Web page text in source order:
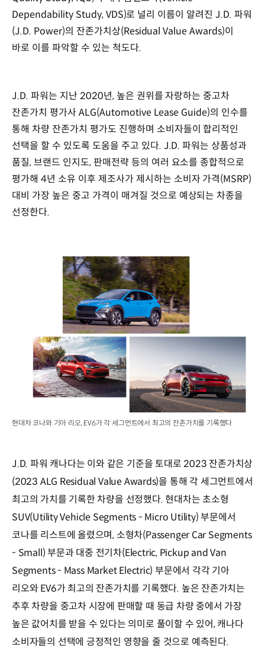
Dependability Study, VDS)로 널리 이름이 알려진 J.D. 파워
(J.D. Power)의 잔존가치상(Residual Value Awards)이
바로 이를 파악할 수 있는 척도다.
J.D. 파워는 지난 2020년, 높은 권위를 자랑하는 중고차
잔존가치 평가사 ALG(Automotive Lease Guide)의 인수를
통해 차량 잔존가치 평가도 진행하며 소비자들이 합리적인
선택을 할 수 있도록 도움을 주고 있다. J.D. 파워는 상품성과
품질, 브랜드 인지도, 판매전략 등의 여러 요소를 종합적으로
평가해 4년 소유 이후 제조사가 제시하는 소비자 가격(MSRP)
대비 가장 높은 중고 가격이 매겨질 것으로 예상되는 차종을
선정한다.
현대차 코나와 기아 리오, EV6가 각 세그먼트에서 최고의 잔존가치를 기록했다
J.D. 파워 캐나다는 이와 같은 기준을 토대로 2023 잔존가치상
(2023 ALG Residual Value Awards)을 통해 각 세그먼트에서
최고의 가치를 기록한 차량을 선정했다. 현대차는 초소형
SUV(Utility Vehicle Segments - Micro Utility) 부문에서
코나를 리스트에 올렸으며, 소형차(Passenger Car Segments
- Small) 부문과 대중 전기차(Electric, Pickup and Van
Segments - Mass Market Electric) 부문에서 각각 기아
리오와 EV6가 최고의 잔존가치를 기록했다. 높은 잔존가치는
추후 차량을 중고차 시장에 판매할 때 동급 차량 중에서 가장
높은 값어치를 받을 수 있다는 의미로 풀이할 수 있어, 캐나다
소비자들의 선택에 긍정적인 영향을 줄 것으로 예측된다.